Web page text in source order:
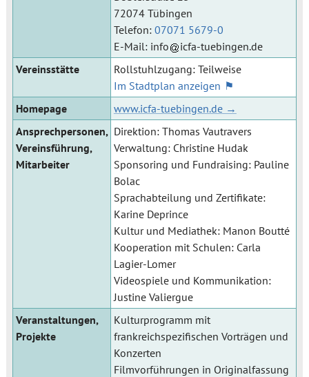
72074 Tübingen
Telefon: 07071 5679-0
E-Mail: info
icfa-tuebingen.de
Vereinsstätte
Rollstuhlzugang: Teilweise
Im Stadtplan anzeigen
Homepage
www.icfa-tuebingen.de
Ansprechpersonen,
Vereinsführung,
Mitarbeiter
Direktion: Thomas Vautravers
Verwaltung: Christine Hudak
Sponsoring und Fundraising: Pauline
Bolac
Sprachabteilung und Zertifikate:
Karine Deprince
Kultur und Mediathek: Manon Boutté
Kooperation mit Schulen: Carla
Lagier-Lomer
Videospiele und Kommunikation:
Justine Valiergue
Veranstaltungen,
Projekte
Kulturprogramm mit
frankreichspezifischen Vorträgen und
Konzerten
Filmvorführungen in Originalfassung